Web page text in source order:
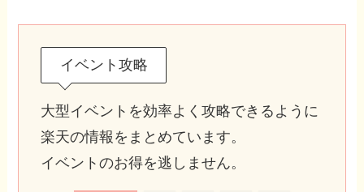
イベント攻略
大型イベントを効率よく攻略できるように
楽天の情報をまとめています。
イベントのお得を逃しません。